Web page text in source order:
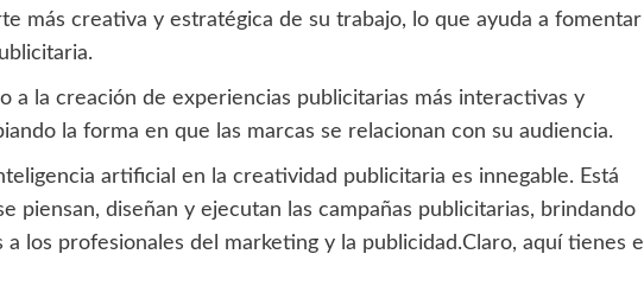
más creativa y estratégica de su trabajo, lo que ayuda a fomentar
a la creación de experiencias publicitarias más interactivas y
la forma en que las marcas se relacionan con su audiencia.
artificial en la creatividad publicitaria es innegable. Está
piensan, diseñan y ejecutan las campañas publicitarias, brindando
los profesionales del marketing y la publicidad.Claro, aquí tienes el